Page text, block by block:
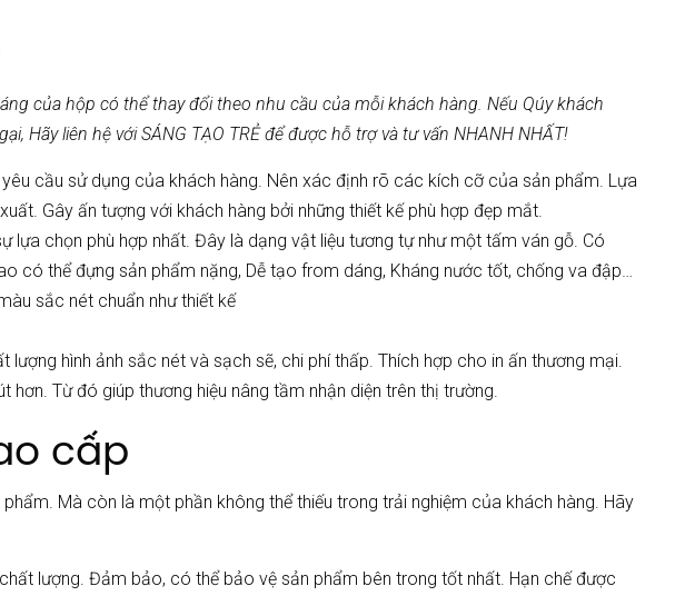
của hộp có thể thay đổi theo nhu cầu của mỗi khách hàng. Nếu Qúy khách
Hãy liên hệ với SÁNG TẠO TRẺ để được hỗ trợ và tư vấn NHANH NHẤT!
cầu sử dụng của khách hàng. Nên xác định rõ các kích cỡ của sản phẩm. Lựa
Gây ấn tượng với khách hàng bởi những thiết kế phù hợp đẹp mắt.
lựa chọn phù hợp nhất. Đây là dạng vật liệu tương tự như một tấm ván gỗ. Có
có thể đựng sản phẩm nặng, Dễ tạo from dáng, Kháng nước tốt, chống va đập…
sắc nét chuẩn như thiết kế
hình ảnh sắc nét và sạch sẽ, chi phí thấp. Thích hợp cho in ấn thương mại.
Từ đó giúp thương hiệu nâng tầm nhận diện trên thị trường.
cấp
Mà còn là một phần không thể thiếu trong trải nghiệm của khách hàng. Hãy
lượng. Đảm bảo, có thể bảo vệ sản phẩm bên trong tốt nhất. Hạn chế được